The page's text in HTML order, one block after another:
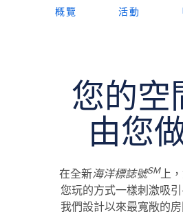
概覽 活動
您的空
由您
在全新海洋標誌號SM上
您玩的方式一樣刺激吸
我們設計以來最寬敞的